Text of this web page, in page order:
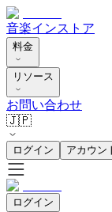
音楽インストア
料金
リソース
お問い合わせ
🇯🇵
ログイン アカウン
ログイン